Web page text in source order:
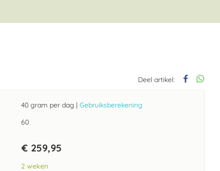
Deel artikel:
40 gram per dag | Gebruiksberekening
60
€ 259,95
2 weken